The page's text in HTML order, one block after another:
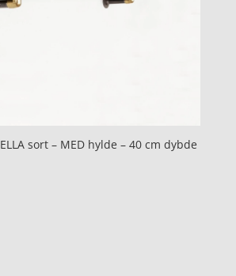
sort – MED hylde – 40 cm dybde